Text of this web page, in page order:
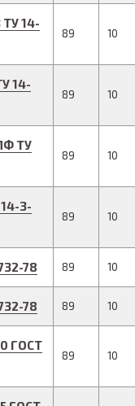
ТУ 14-
89 10
14-
89 10
ТУ
89 10
3-
89 10
78 89 10
78 89 10
ГОСТ
89 10